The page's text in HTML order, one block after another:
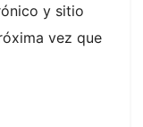
y sitio
vez que